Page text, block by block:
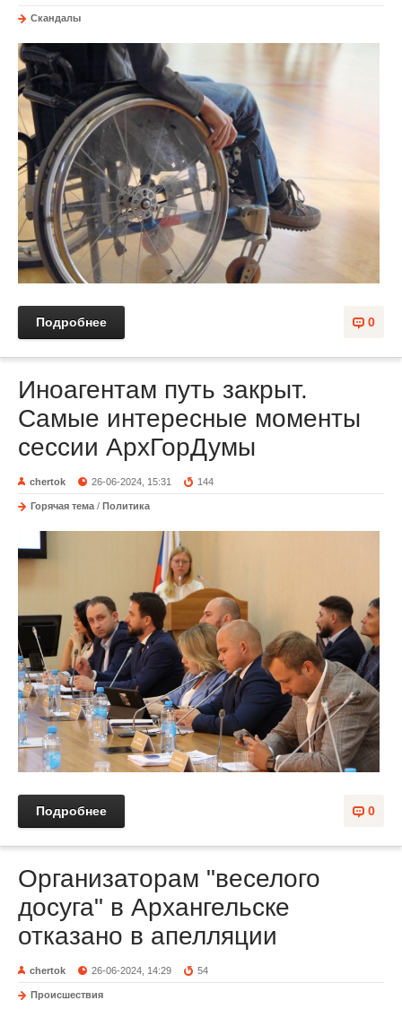
Скандалы
0
Подробнее
Иноагентам путь закрыт.
Самые интересные моменты
сессии АрхГорДумы
chertok 26-06-2024, 15:31 144
Горячая тема / Политика
0
Подробнее
Организаторам "веселого
досуга" в Архангельске
отказано в апелляции
chertok 26-06-2024, 14:29 54
Происшествия